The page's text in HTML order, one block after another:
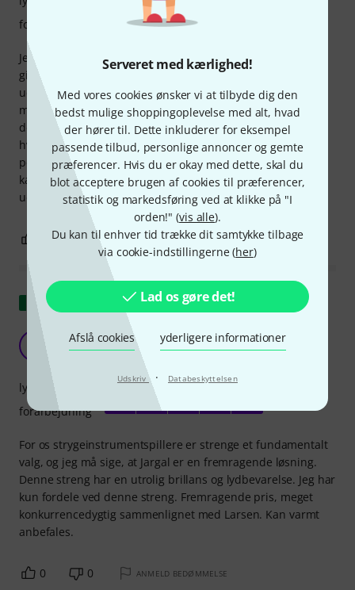
Serveret med kærlighed!
Med vores cookies ønsker vi at tilbyde dig den
bedst mulige shoppingoplevelse med alt, hvad
der hører til. Dette inkluderer for eksempel
passende tilbud, personlige annoncer og gemte
præferencer. Hvis du er okay med dette, skal du
blot acceptere brugen af cookies til præferencer,
statistik og markedsføring ved at klikke på "I
orden!" (vis alle).
Du kan til enhver tid trække dit samtykke tilbage
via cookie-indstillingerne (her)
Lad os gøre det!
Afslå cookies yderligere informationer
Udskriv · Databeskyttelsen
Jeg har brugt Jargar forte A- og D-strenge i mange år. De
giver mit instrument den plads, det har brug for, uden at
udvikle for meget af sin egen tone, som det efter min
mening er tilfældet med Larsen-strenge, for eksempel. Og
de føles godt under fingrene, er meget bøjelige – man ved,
hvad man får. Det er selvfølgelig bestemt et spørgsmål om
personlig præference. En streng med en lille defekt (som
kan opstå under produktionen) blev udskiftet af Thomann
uden problemer.
forarbejdning
0 ANMELD BEDØMMELSE
fremragende
Daniele L. 18.11.2019
For os strygeinstrumentspillere er strenge et fundamentalt
valg, og jeg må sige, at Jargal er en fremragende løsning.
Denne streng har en utrolig brillans og lydbevarelse. Jeg har
kun fordele ved denne streng. Fremragende pris, meget
konkurrencedygtig sammenlignet med Larsen. Kan varmt
anbefales.
lyd
forarbejdning
0 0 ANMELD BEDØMMELSE